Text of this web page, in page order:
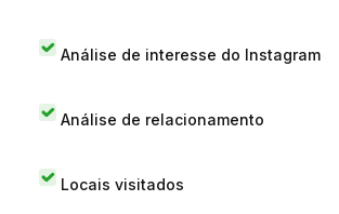
Análise de interesse do Instagram
Análise de relacionamento
Locais visitados